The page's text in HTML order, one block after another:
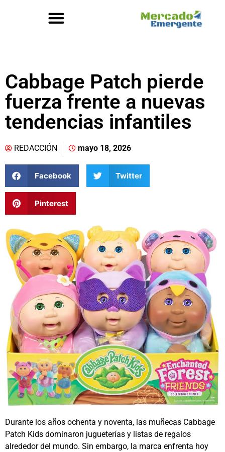
Cabbage Patch pierde
fuerza frente a nuevas
tendencias infantiles
REDACCIÓN mayo 18, 2026
Facebook Twitter
Pinterest
Durante los años ochenta y noventa, las muñecas Cabbage
Patch Kids dominaron jugueterías y listas de regalos
alrededor del mundo. Sin embargo, la marca enfrenta hoy